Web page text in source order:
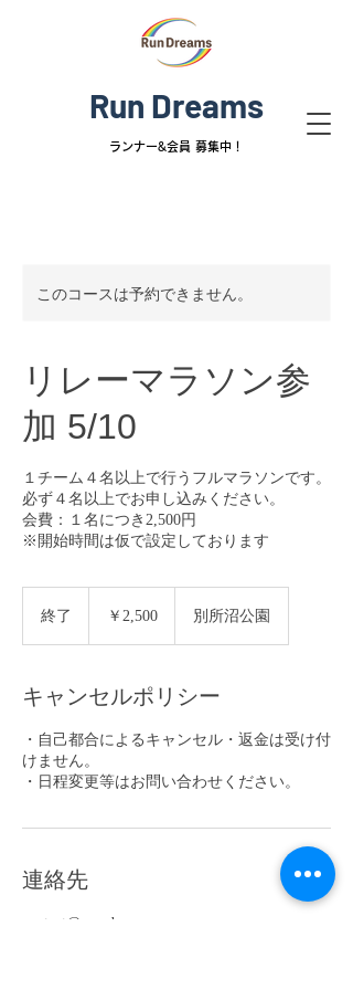
ランナー&会員 募集中！
Run Dreams
このコースは予約できません。
リレーマラソン参
加 5/10
１チーム４名以上で行うフルマラソンです。
必ず４名以上でお申し込みください。
会費：１名につき2,500円
※開始時間は仮で設定しております
終了 ￥2,500 別所沼公園
キャンセルポリシー
・自己都合によるキャンセル・返金は受け付
けません。
・日程変更等はお問い合わせください。
連絡先
contact@run-dreams.com